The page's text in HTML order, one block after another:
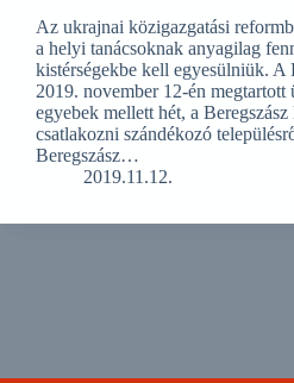
Az ukrajnai közigazgatási
a helyi tanácsoknak anyagilag
kistérségekbe kell egyesülniük. A
2019. november 12-én megtartott
egyebek mellett hét, a
csatlakozni szándékozó
Beregszász…
2019.11.12.